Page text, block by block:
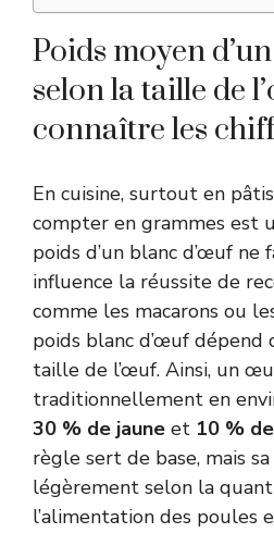
Poids moyen
selon la taille de
connaître les
En cuisine, surtout en
compter en grammes est
poids d’un blanc d’œuf ne
influence la réussite de
comme les macarons ou
poids blanc d’œuf
taille de l’œuf. Ainsi, un
traditionnellement en
30 % de jaune et 10 %
règle sert de base, mais
légèrement selon la
l’alimentation des poules